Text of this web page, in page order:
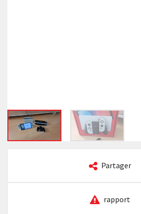
Partager
rapport